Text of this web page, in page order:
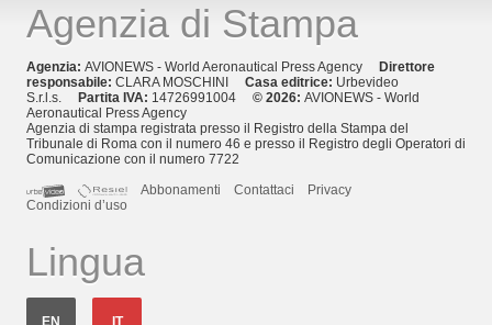
Agenzia di Stampa
Agenzia: AVIONEWS - World Aeronautical Press Agency
Direttore
responsabile: CLARA MOSCHINI Casa editrice: Urbevideo
S.r.l.s.
Partita IVA: 14726991004 © 2026: AVIONEWS - World
Aeronautical Press Agency
Agenzia di stampa registrata presso il Registro della Stampa del
Tribunale di Roma con il numero 46 e presso il Registro degli Operatori di
Comunicazione con il numero 7722
Abbonamenti
Contattaci
Privacy
Condizioni d’uso
Lingua
EN IT